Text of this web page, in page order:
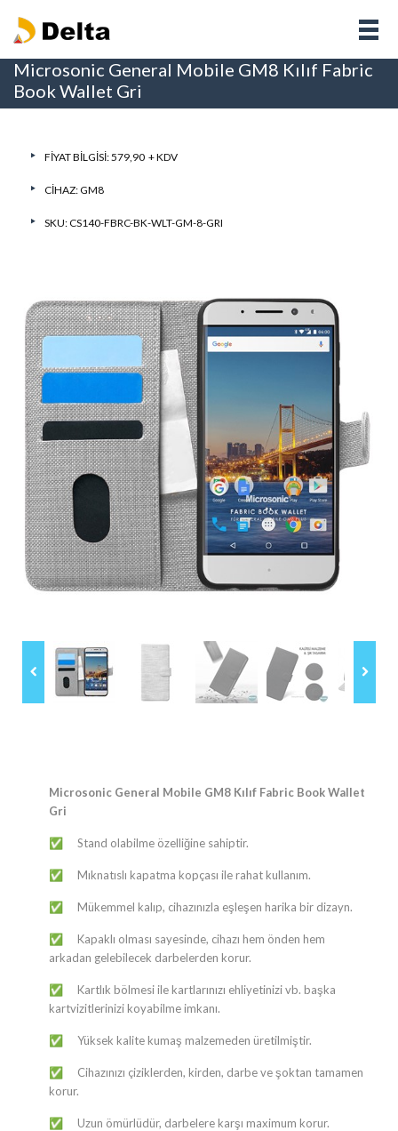
Microsonic General Mobile GM8 Kılıf Fabric
Book Wallet Gri
FIYAT BILGISI: 579,90 + KDV
CIHAZ:GM8
SKU: CS140-FBRC-BK-WLT-GM-8-GRI
Microsonic General Mobile GM8 Kılıf Fabric Book Wallet
Gri
✅ Stand olabilme özelliğine sahiptir.
✅ Mıknatıslı kapatma kopçası ile rahat kullanım.
✅ Mükemmel kalıp, cihazınızla eşleşen harika bir dizayn.
✅ Kapaklı olması sayesinde, cihazı hem önden hem
arkadan gelebilecek darbelerden korur.
✅ Kartlık bölmesi ile kartlarınızı ehliyetinizi vb. başka
kartvizitlerinizi koyabilme imkanı.
✅ Yüksek kalite kumaş malzemeden üretilmiştir.
✅ Cihazınızı çiziklerden, kirden, darbe ve şoktan tamamen
korur.
✅ Uzun ömürlüdür, darbelere karşı maximum korur.